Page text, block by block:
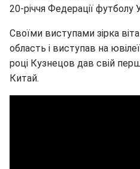
20-річчя Федерації футболу
Своїми виступами зірка
область і виступав на
році Кузнецов дав свій
Китай.